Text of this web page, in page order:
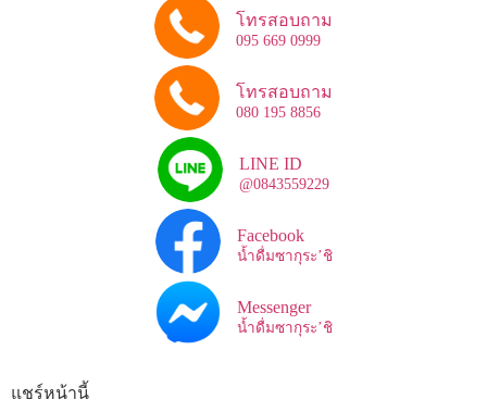
โทรสอบถาม
095 669 0999
โทรสอบถาม
080 195 8856
LINE ID
@0843559229
Facebook
น้ำดื่มซากุระ’ชิ
Messenger
น้ำดื่มซากุระ’ชิ
แชร์หน้านี้